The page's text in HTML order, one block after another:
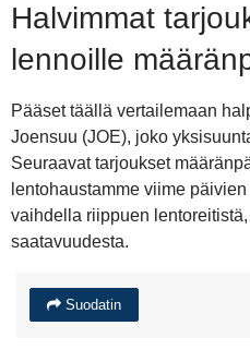
Halvimmat
lennoille
Pääset täällä vertailemaan
Joensuu (JOE), joko
Seuraavat tarjoukset
lentohaustamme viime
vaihdella riippuen
saatavuudesta.
Suodatin